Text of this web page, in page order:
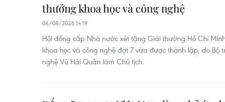
thưởng khoa học và công nghệ
06/08/2026 14:19
Hội đồng cấp Nhà nước xét tặng Giải thưởng Hồ Chí
khoa học và công nghệ đợt 7 vừa được thành lập, do Bộ
nghệ Vũ Hải Quân làm Chủ tịch.